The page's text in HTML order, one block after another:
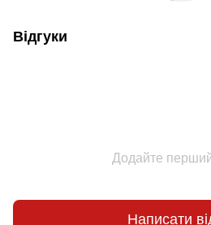
Відгуки
Додайте перший
Написати